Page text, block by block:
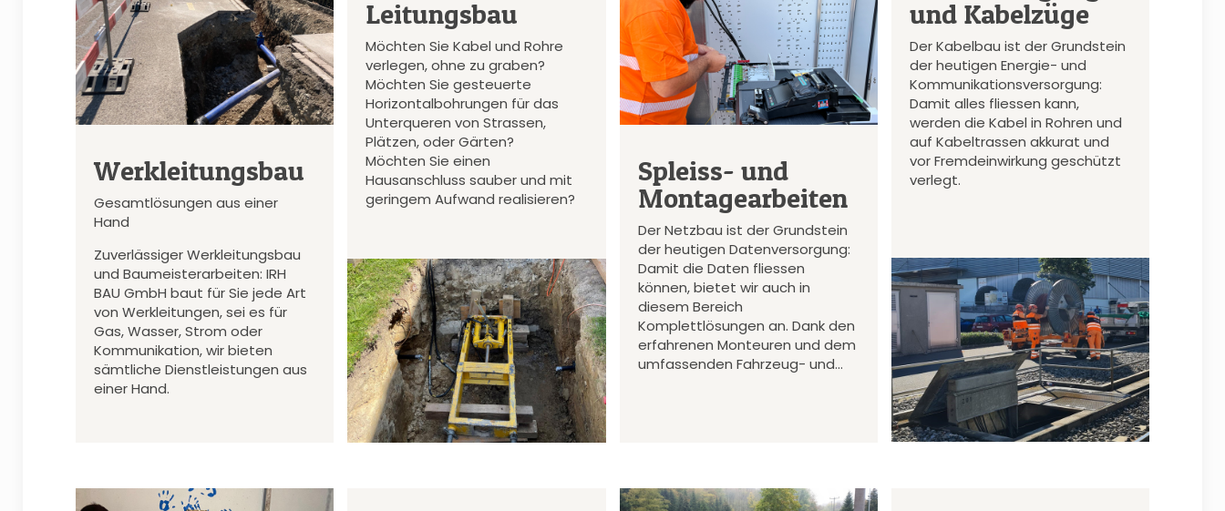
Werkleitungsbau
Gesamtlösungen aus einer
Hand
Zuverlässiger Werkleitungsbau
und Baumeisterarbeiten: IRH
BAU GmbH baut für Sie jede Art
von Werkleitungen, sei es für
Gas, Wasser, Strom oder
Kommunikation, wir bieten
sämtliche Dienstleistungen aus
einer Hand.
Leitungsbau
Möchten Sie Kabel und Rohre
verlegen, ohne zu graben?
Möchten Sie gesteuerte
Horizontalbohrungen für das
Unterqueren von Strassen,
Plätzen, oder Gärten?
Möchten Sie einen
Hausanschluss sauber und mit
geringem Aufwand realisieren?
Spleiss- und
Montagearbeiten
Der Netzbau ist der Grundstein
der heutigen Datenversorgung:
Damit die Daten fliessen
können, bietet wir auch in
diesem Bereich
Komplettlösungen an. Dank den
erfahrenen Monteuren und dem
umfassenden Fahrzeug- und…
und Kabelzüge
Der Kabelbau ist der Grundstein
der heutigen Energie- und
Kommunikationsversorgung:
Damit alles fliessen kann,
werden die Kabel in Rohren und
auf Kabeltrassen akkurat und
vor Fremdeinwirkung geschützt
verlegt.